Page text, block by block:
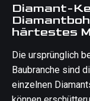
Diamant-
härtestes
Die ursprünglich
Baubranche sind
einzelnen